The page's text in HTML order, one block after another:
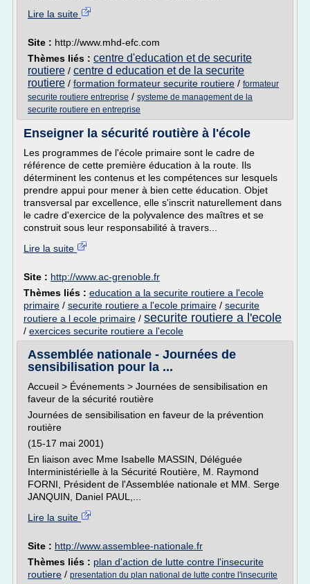
Lire la suite
Site : http://www.mhd-efc.com
Thèmes liés : centre d'education et de securite
routiere / centre d education et de la securite
routiere / formation formateur securite routiere / formateur
securite routiere entreprise / systeme de management de la
securite routiere en entreprise
Enseigner la sécurité routière à l'école
Les programmes de l'école primaire sont le cadre de
référence de cette première éducation à la route. Ils
déterminent les contenus et les compétences sur lesquels
prendre appui pour mener à bien cette éducation. Objet
transversal par excellence, elle s'inscrit naturellement dans
le cadre d'exercice de la polyvalence des maîtres et se
construit sous leur responsabilité à travers...
Lire la suite
Site : http://www.ac-grenoble.fr
Thèmes liés : education a la securite routiere a l'ecole
primaire / securite routiere a l'ecole primaire / securite
routiere a l ecole primaire / securite routiere a l'ecole
/ exercices securite routiere a l'ecole
Assemblée nationale - Journées de
sensibilisation pour la ...
Accueil > Événements > Journées de sensibilisation en
faveur de la sécurité routière
Journées de sensibilisation en faveur de la prévention
routière
(15-17 mai 2001)
En liaison avec Mme Isabelle MASSIN, Déléguée
Interministérielle à la Sécurité Routière, M. Raymond
FORNI, Président de l'Assemblée nationale et MM. Serge
JANQUIN, Daniel PAUL,...
Lire la suite
Site : http://www.assemblee-nationale.fr
Thèmes liés : plan d'action de lutte contre l'insecurite
routiere / presentation du plan national de lutte contre l'insecurite